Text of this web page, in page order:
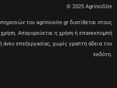
© 2025 AgrinioSite
του agriniosite.gr διατίθεται στους
Απαγορεύεται η χρήση ή επανεκπομπή
άνευ επεξεργασίας, χωρίς γραπτή άδεια του
εκδότη.